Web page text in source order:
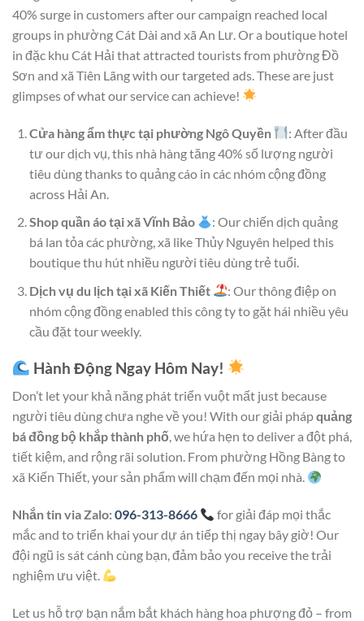
40% surge in customers after our campaign reached local
groups in phường Cát Dài and xã An Lư. Or a boutique hotel
in đặc khu Cát Hải that attracted tourists from phường Đồ
Sơn and xã Tiên Lãng with our targeted ads. These are just
glimpses of what our service can achieve!
Cửa hàng ẩm thực tại phường Ngô Quyền
: After đầu
tư our dịch vụ, this nhà hàng tăng 40% số lượng người
tiêu dùng thanks to quảng cáo in các nhóm cộng đồng
across Hải An.
Shop quần áo tại xã Vĩnh Bảo
: Our chiến dịch quảng
bá lan tỏa các phường, xã like Thủy Nguyên helped this
boutique thu hút nhiều người tiêu dùng trẻ tuổi.
Dịch vụ du lịch tại xã Kiến Thiết
: Our thông điệp on
nhóm cộng đồng enabled this công ty to gặt hái nhiều yêu
cầu đặt tour weekly.
Hành Động Ngay Hôm Nay!
Don’t let your khả năng phát triển vuột mất just because
người tiêu dùng chưa nghe về you! With our giải phápquảng
bá đồng bộ khắp thành phố, we hứa hẹn to deliver a đột phá,
tiết kiệm, and rộng rãi solution. From phường Hồng Bàng to
xã Kiến Thiết, your sản phẩm will chạm đến mọi nhà.
Nhắn tin via Zalo:096-313-8666
for giải đáp mọi thắc
mắc and to triển khai your dự án tiếp thị ngay bây giờ! Our
đội ngũ is sát cánh cùng bạn, đảm bảo you receive the trải
nghiệm ưu việt.
Let us hỗ trợ bạn nắm bắt khách hàng hoa phượng đỏ – from